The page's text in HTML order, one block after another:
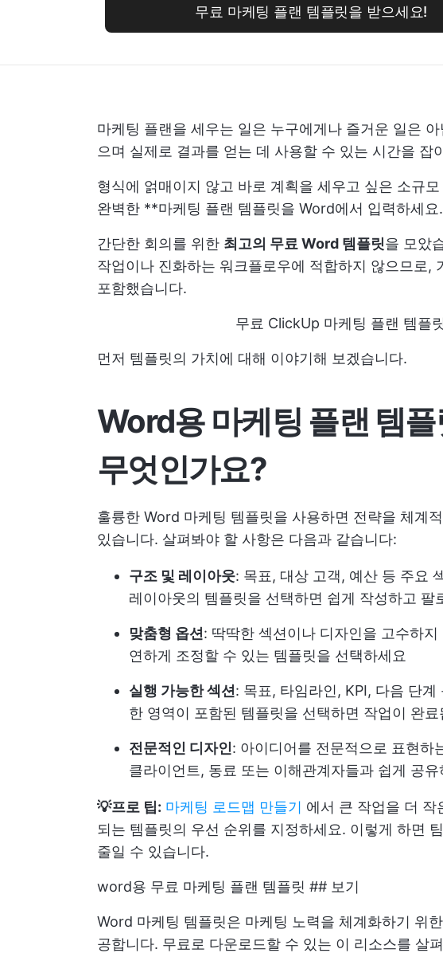
무료 마케팅 플랜 템플릿을 받으세요!
마케팅 플랜을 세우는 일은 누구에게나 즐거운 일은
으며 실제로 결과를 얻는 데 사용할 수 있는 시간을 잡
형식에 얽매이지 않고 바로 계획을 세우고 싶은 소규
완벽한 **마케팅 플랜 템플릿을 Word에서 입력하세요
간단한 회의를 위한 최고의 무료 Word 템플릿을 모았
작업이나 진화하는 워크플로우에 적합하지 않으므로,
포함했습니다.
무료 ClickUp 마케팅 플랜 템플
먼저 템플릿의 가치에 대해 이야기해 보겠습니다.
Word용 마케팅 플랜 템
무엇인가요?
훌륭한 Word 마케팅 템플릿을 사용하면 전략을 체계
있습니다. 살펴봐야 할 사항은 다음과 같습니다:
구조 및 레이아웃: 목표, 대상 고객, 예산 등 주요
레이아웃의 템플릿을 선택하면 쉽게 작성하고 팔
맞춤형 옵션 : 딱딱한 섹션이나 디자인을 고수하
연하게 조정할 수 있는 템플릿을 선택하세요
실행 가능한 섹션 : 목표, 타임라인, KPI, 다음 단
한 영역이 포함된 템플릿을 선택하면 작업이 완료
전문적인 디자인: 아이디어를 전문적으로 표현하
클라이언트, 동료 또는 이해관계자들과 쉽게 공유
💡프로 팁: 마케팅 로드맵 만들기 에서 큰 작업을 더 작
되는 템플릿의 우선 순위를 지정하세요. 이렇게 하면
줄일 수 있습니다.
word용 무료 마케팅 플랜 템플릿 ## 보기
Word 마케팅 템플릿은 마케팅 노력을 체계화하기 위
공합니다. 무료로 다운로드할 수 있는 이 리소스를 살